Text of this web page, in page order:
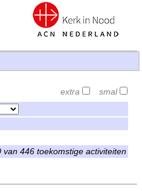
extra smal
van 446 toekomstige activiteiten